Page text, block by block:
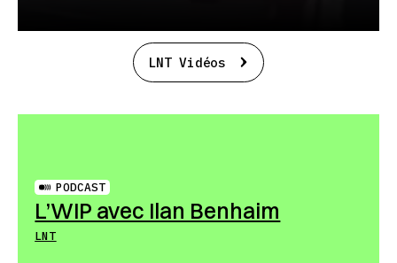
LNT Vidéos
PODCAST
L’WIP avec Ilan Benhaim
LNT